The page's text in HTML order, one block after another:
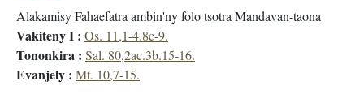
Alakamisy Fahaefatra ambin'ny folo tsotra Mandavan-taona
Vakiteny I : Os. 11,1-4.8c-9.
Tononkira : Sal. 80,2ac.3b.15-16.
Evanjely : Mt. 10,7-15.